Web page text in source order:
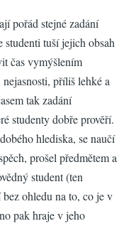
pořád stejné zadání
tuší jejich obsah
čas vymýšlením
příliš lehké a
tak zadání
studenty dobře prověří.
hlediska, se naučí
prošel předmětem a
student (ten
ohledu na to, co je v
pak hraje v jeho